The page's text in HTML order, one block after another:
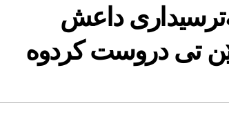
داعش
تی دروست كردوە